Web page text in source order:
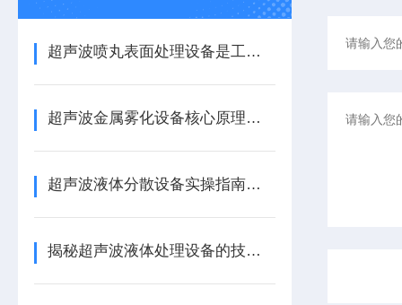
超声波喷丸表面处理设备是工艺与应用介绍
超声波金属雾化设备核心原理与应用场景
超声波液体分散设备实操指南：细节把控与工艺优化
揭秘超声波液体处理设备的技术奥秘